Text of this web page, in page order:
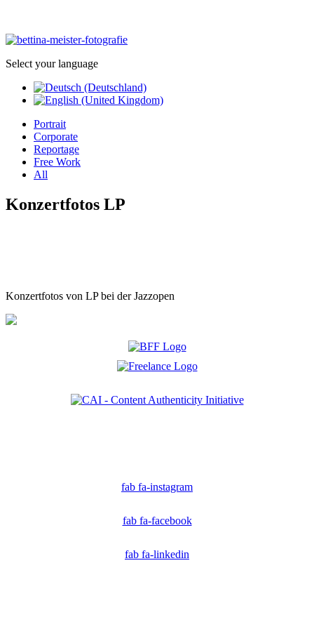
Select your language
Portrait
Corporate
Reportage
Free Work
All
Konzertfotos LP
Konzertfotos von LP bei der Jazzopen
fab fa-instagram
fab fa-facebook
fab fa-linkedin